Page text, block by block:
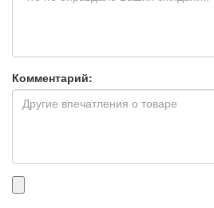
Комментарий:
Прикрепленные
файлы